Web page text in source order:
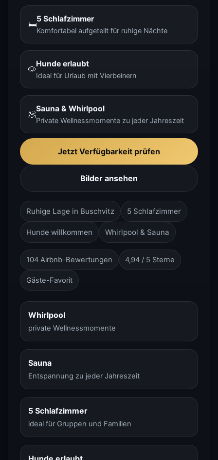
🛏️
5 Schlafzimmer
Komfortabel aufgeteilt für ruhige Nächte
🐶
Hunde erlaubt
Ideal für Urlaub mit Vierbeinern
🧖
Sauna & Whirlpool
Private Wellnessmomente zu jeder Jahreszeit
Jetzt Verfügbarkeit prüfen
Bilder ansehen
Ruhige Lage in Buschvitz 5 Schlafzimmer
Hunde willkommen Whirlpool & Sauna
104 Airbnb-Bewertungen 4,94 / 5 Sterne
Gäste-Favorit
Whirlpool
private Wellnessmomente
Sauna
Entspannung zu jeder Jahreszeit
5 Schlafzimmer
ideal für Gruppen und Familien